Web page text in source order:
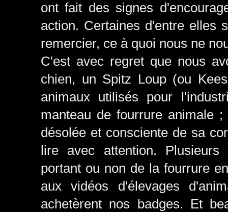
ont fait des signes
action. Certaines d'entre elles
remercier, ce à quoi nous ne
C'est avec regret que nous
chien, un Spitz Loup (ou
animaux utilisés pour
manteau de fourrure animale
désolée et consciente de sa
lire avec attention.
portant ou non de la fourrure
aux vidéos d'élevages
achetèrent nos badges. Et